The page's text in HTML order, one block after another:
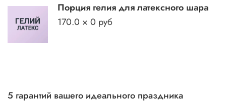
Порция гелия для латексного шара
170.0 × 0 руб
5 гарантий вашего идеального праздника